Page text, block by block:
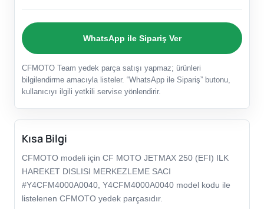
WhatsApp ile Sipariş Ver
CFMOTO Team yedek parça satışı yapmaz; ürünleri
bilgilendirme amacıyla listeler. “WhatsApp ile Sipariş” butonu,
kullanıcıyı ilgili yetkili servise yönlendirir.
Kısa Bilgi
CFMOTO modeli için CF MOTO JETMAX 250 (EFI) ILK
HAREKET DISLISI MERKEZLEME SACI
#Y4CFM4000A0040, Y4CFM4000A0040 model kodu ile
listelenen CFMOTO yedek parçasıdır.